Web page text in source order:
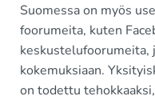
Suomessa on myös
foorumeita, kuten
keskustelufoorumeita,
kokemuksiaan.
on todettu